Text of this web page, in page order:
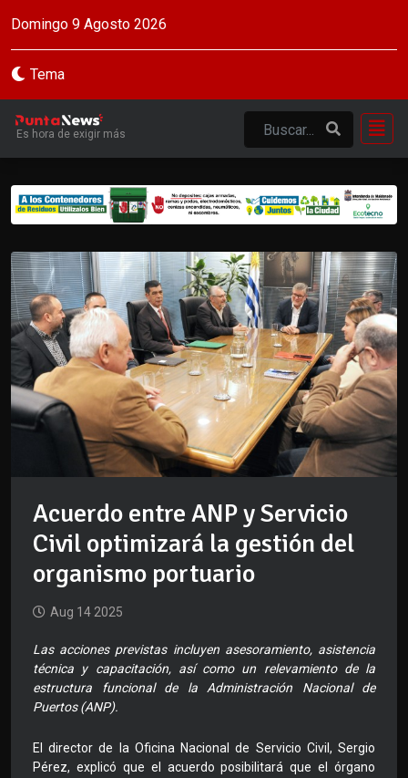
Domingo 9 Agosto 2026
Tema
Es hora de exigir más
Acuerdo entre ANP y Servicio
Civil optimizará la gestión del
organismo portuario
Aug 14 2025
Las acciones previstas incluyen asesoramiento, asistencia
técnica y capacitación, así como un relevamiento de la
estructura funcional de la Administración Nacional de
Puertos (ANP).
El director de la Oficina Nacional de Servicio Civil, Sergio
Pérez, explicó que el acuerdo posibilitará que el órgano